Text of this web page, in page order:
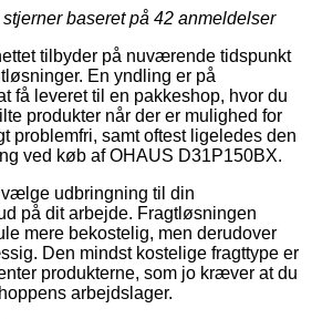
baseret på 42 anmeldelser
tilbyder på nuværende tidspunkt
En yndling er på
få leveret til en pakkeshop, hvor du
produkter når der er mulighed for
problemfri, samt oftest ligeledes den
ved køb af OHAUS D31P150BX.
udbringning til din
på dit arbejde. Fragtløsningen
mere bekostelig, men derudover
Den mindst kostelige fragttype er
produkterne, som jo kræver at du
arbejdslager.